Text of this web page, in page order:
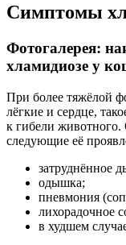
Симптомы
Фотогалерея:
хламидиозе у
При более тяжёлой
лёгкие и сердце,
к гибели
следующие её
затруднённое
одышка;
пневмония
лихорадочное
в худшем